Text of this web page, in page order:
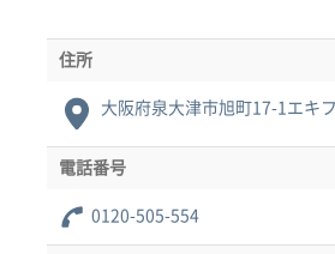
住所
大阪府泉大津市旭町17-1エキ
電話番号
0120-505-554